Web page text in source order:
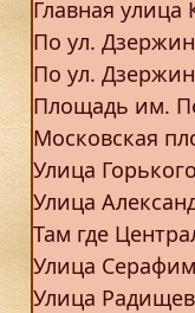
Главная улица
По ул.
По ул.
Площадь им.
Московская
Улица Горького
Улица
Там где
Улица
Улица